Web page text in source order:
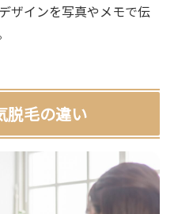
ザインを写真やメモで伝
脱毛の違い